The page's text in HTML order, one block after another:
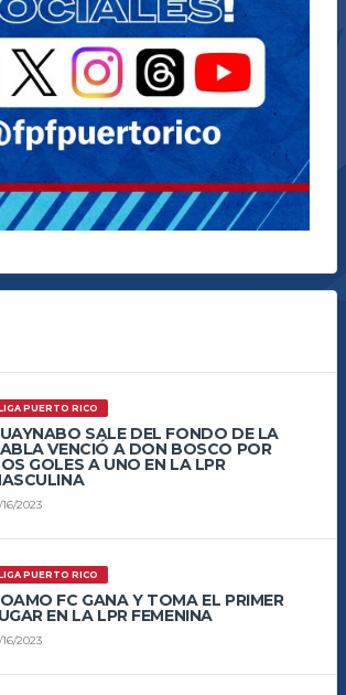
PUERTO RICO
SALE DEL FONDO DE LA
VENCIÓ A DON BOSCO POR
GOLES A UNO EN LA LPR
16/2023
PUERTO RICO
FC GANA Y TOMA EL PRIMER
EN LA LPR FEMENINA
16/2023